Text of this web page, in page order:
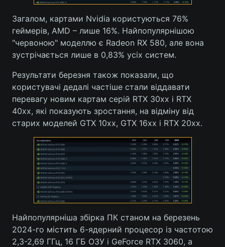
Відео з Youtube Статті
Інтерв'ю Думки
Контакти
Послуги
Тема оформлення
Загалом, картами Nvidia користуються 76%
геймерів, AMD – лише 16%. Найпопулярнішою
"червоною" моделлю є Radeon RX 580, але вона
зустрічається лише в 0,83% усіх систем.
Результати березня також показали, що
користувачі дедалі частіше стали віддавати
перевагу новим картам серій RTX 30хх і RTX
40хх, які показують зростання, на відміну від
старих моделей GTX 10хх, GTX 16хх і RTX 20хх.
Найпопулярніша збірка ПК станом на березень
2024-го містить 6-ядерний процесор із частотою
2,3-2,69 ГГц, 16 ГБ ОЗУ і GeForce RTX 3060, а